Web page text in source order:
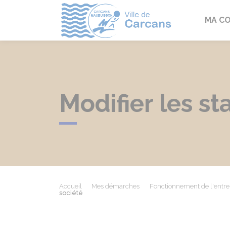
CarcansMA
Modifier les
Accueil Mes démarches Fonctionnement de
société